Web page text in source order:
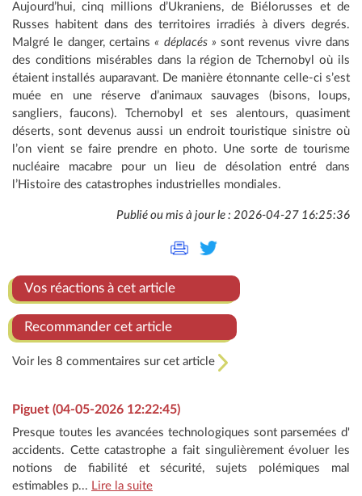
Aujourd’hui, cinq millions d’Ukraniens, de Biélorusses et de
Russes habitent dans des territoires irradiés à divers degrés.
Malgré le danger, certains« déplacés » sont revenus vivre dans
des conditions misérables dans la région de Tchernobyl où ils
étaient installés auparavant. De manière étonnante celle-ci s’est
muée en une réserve d’animaux sauvages (bisons, loups,
sangliers, faucons). Tchernobyl et ses alentours, quasiment
déserts, sont devenus aussi un endroit touristique sinistre où
l’on vient se faire prendre en photo. Une sorte de tourisme
nucléaire macabre pour un lieu de désolation entré dans
l’Histoire des catastrophes industrielles mondiales.
Publié ou mis à jour le : 2026-04-27 16:25:36
Vos réactions à cet article
Recommander cet article
Voir les 8 commentaires sur cet article
Piguet (04-05-2026 12:22:45)
Presque toutes les avancées technologiques sont parsemées d'
accidents. Cette catastrophe a fait singulièrement évoluer les
notions de fiabilité et sécurité, sujets polémiques mal
estimables p... Lire la suite